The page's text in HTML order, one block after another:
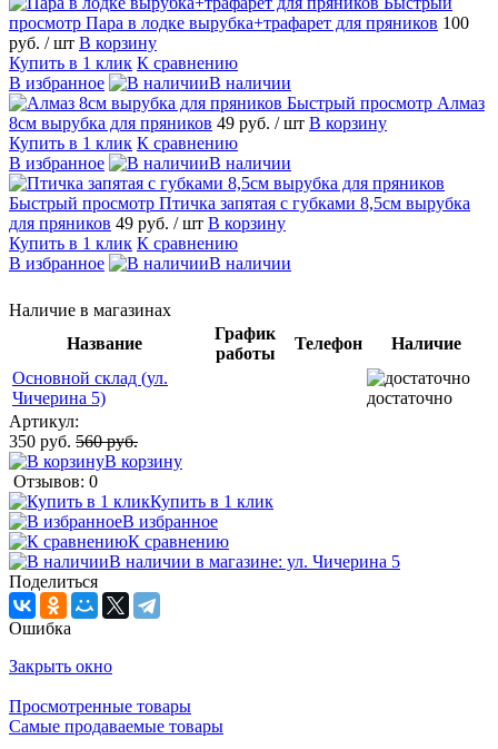
просмотр Пара в лодке вырубка+трафарет для пряников 100
руб. / шт В корзину
Купить в 1 клик К сравнению
В избранное
В наличии
Быстрый просмотр Алмаз
8см вырубка для пряников 49 руб. / шт В корзину
Купить в 1 клик К сравнению
В избранное
В наличии
Быстрый просмотр Птичка запятая с губками 8,5см вырубка
для пряников 49 руб. / шт В корзину
Купить в 1 клик К сравнению
В избранное
В наличии
Наличие в магазинах
Название
График
работы
Телефон
Наличие
Основной склад (ул.
Чичерина 5)
достаточно
Артикул:
350 руб. 560 руб.
В корзину
Отзывов: 0
Купить в 1 клик
В избранное
К сравнению
В наличии в магазине: ул. Чичерина 5
Поделиться
Ошибка
Закрыть окно
Просмотренные товары
Самые продаваемые товары